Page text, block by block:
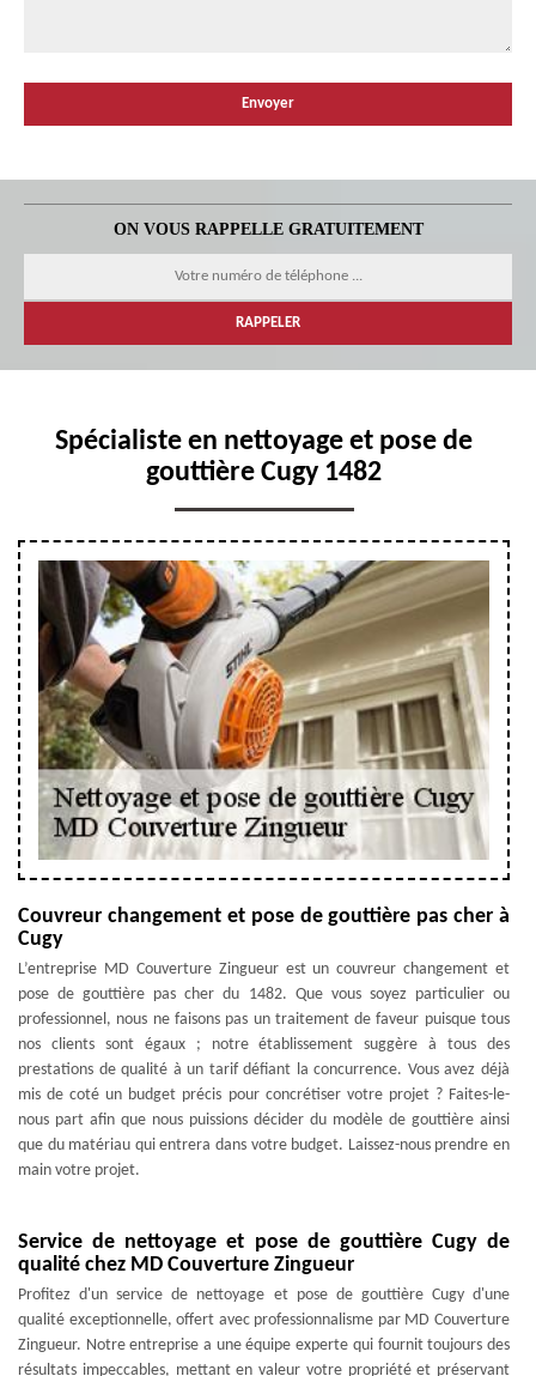
ON VOUS RAPPELLE GRATUITEMENT
Spécialiste en nettoyage et pose de
gouttière Cugy 1482
Couvreur changement et pose de gouttière pas cher à
Cugy
L’entreprise MD Couverture Zingueur est un couvreur changement et
pose de gouttière pas cher du 1482. Que vous soyez particulier ou
professionnel, nous ne faisons pas un traitement de faveur puisque tous
nos clients sont égaux ; notre établissement suggère à tous des
prestations de qualité à un tarif défiant la concurrence. Vous avez déjà
mis de coté un budget précis pour concrétiser votre projet ? Faites-le-
nous part afin que nous puissions décider du modèle de gouttière ainsi
que du matériau qui entrera dans votre budget. Laissez-nous prendre en
main votre projet.
Service de nettoyage et pose de gouttière Cugy de
qualité chez MD Couverture Zingueur
Profitez d'un service de nettoyage et pose de gouttière Cugy d'une
qualité exceptionnelle, offert avec professionnalisme par MD Couverture
Zingueur. Notre entreprise a une équipe experte qui fournit toujours des
résultats impeccables, mettant en valeur votre propriété et préservant